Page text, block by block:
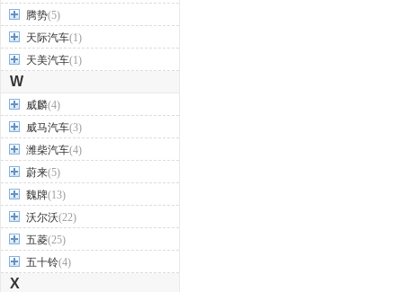
腾势(5)
天际汽车(1)
天美汽车(1)
W
威麟(4)
威马汽车(3)
潍柴汽车(4)
蔚来(5)
魏牌(13)
沃尔沃(22)
五菱(25)
五十铃(4)
X